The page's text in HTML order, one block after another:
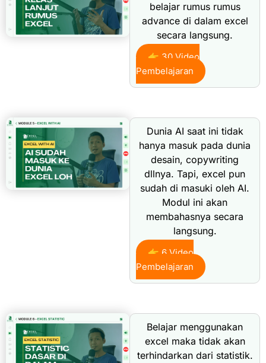
belajar rumus rumus
advance di dalam excel
secara langsung.
👉 30 Video
Pembelajaran
Dunia AI saat ini tidak
hanya masuk pada dunia
desain, copywriting
dllnya. Tapi, excel pun
sudah di masuki oleh AI.
Modul ini akan
membahasnya secara
langsung.
👉 6 Video
Pembelajaran
Belajar menggunakan
excel maka tidak akan
terhindarkan dari statistik.